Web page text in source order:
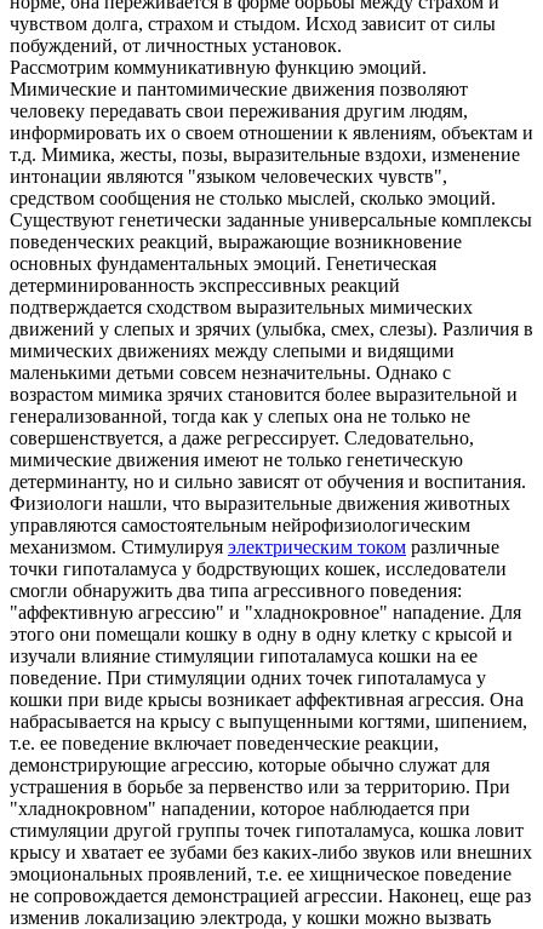
чувством долга, страхом и стыдом. Исход зависит от силы
побуждений, от личностных установок.
Рассмотрим коммуникативную функцию эмоций.
Мимические и пантомимические движения позволяют
человеку передавать свои переживания другим людям,
информировать их о своем отношении к явлениям, объектам и
т.д. Мимика, жесты, позы, выразительные вздохи, изменение
интонации являются "языком человеческих чувств",
средством сообщения не столько мыслей, сколько эмоций.
Существуют генетически заданные универсальные комплексы
поведенческих реакций, выражающие возникновение
основных фундаментальных эмоций. Генетическая
детерминированность экспрессивных реакций
подтверждается сходством выразительных мимических
движений у слепых и зрячих (улыбка, смех, слезы). Различия в
мимических движениях между слепыми и видящими
маленькими детьми совсем незначительны. Однако с
возрастом мимика зрячих становится более выразительной и
генерализованной, тогда как у слепых она не только не
совершенствуется, а даже регрессирует. Следовательно,
мимические движения имеют не только генетическую
детерминанту, но и сильно зависят от обучения и воспитания.
Физиологи нашли, что выразительные движения животных
управляются самостоятельным нейрофизиологическим
механизмом. Стимулируя электрическим током различные
точки гипоталамуса у бодрствующих кошек, исследователи
смогли обнаружить два типа агрессивного поведения:
"аффективную агрессию" и "хладнокровное" нападение. Для
этого они помещали кошку в одну в одну клетку с крысой и
изучали влияние стимуляции гипоталамуса кошки на ее
поведение. При стимуляции одних точек гипоталамуса у
кошки при виде крысы возникает аффективная агрессия. Она
набрасывается на крысу с выпущенными когтями, шипением,
т.е. ее поведение включает поведенческие реакции,
демонстрирующие агрессию, которые обычно служат для
устрашения в борьбе за первенство или за территорию. При
"хладнокровном" нападении, которое наблюдается при
стимуляции другой группы точек гипоталамуса, кошка ловит
крысу и хватает ее зубами без каких-либо звуков или внешних
эмоциональных проявлений, т.е. ее хищническое поведение
не сопровождается демонстрацией агрессии. Наконец, еще раз
изменив локализацию электрода, у кошки можно вызвать